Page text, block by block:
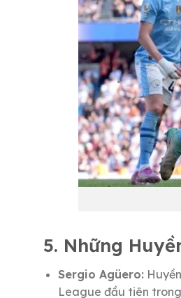
5. Những
Sergio Agüero:
League đầu tiên